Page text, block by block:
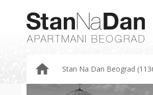
Stan Na Dan Beograd